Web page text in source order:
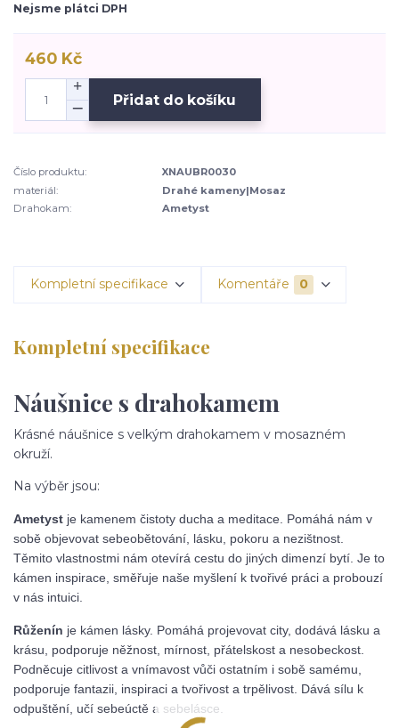
Nejsme plátci DPH
460 Kč
Přidat do košíku
Číslo produktu:
XNAUBR0030
materiál:
Drahé kameny|Mosaz
Drahokam:
Ametyst
Kompletní specifikace Komentáře 0
Kompletní specifikace
Náušnice s drahokamem
Krásné náušnice s velkým drahokamem v mosazném
okruží.
Na výběr jsou:
Ametyst je kamenem čistoty ducha a meditace. Pomáhá nám v
sobě objevovat sebeobětování, lásku, pokoru a nezištnost.
Těmito vlastnostmi nám otevírá cestu do jiných dimenzí bytí. Je to
kámen inspirace, směřuje naše myšlení k tvořivé práci a probouzí
v nás intuici.
Růženín je kámen lásky. Pomáhá projevovat city, dodává lásku a
krásu, podporuje něžnost, mírnost, přátelskost a nesobeckost.
Podněcuje citlivost a vnímavost vůči ostatním i sobě samému,
podporuje fantazii, inspiraci a tvořivost a trpělivost. Dává sílu k
odpuštění, učí sebeúctě a sebelásce.